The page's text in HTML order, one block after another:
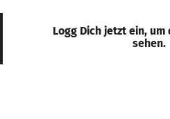
Logg Dich jetzt ein,
sehen.